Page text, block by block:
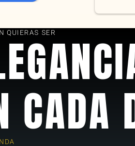
QUIERAS SER
CADA